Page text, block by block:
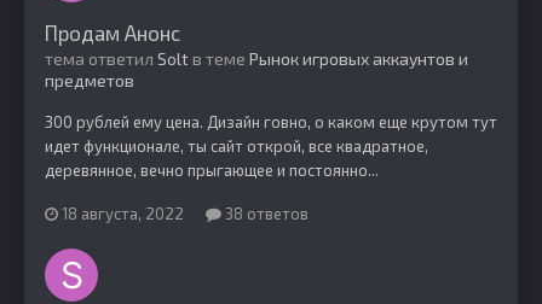
Продам Анонс
тема ответил Soltв теме Рынок игровых аккаунтов и
предметов
300 рублей ему цена. Дизайн говно, о каком еще крутом тут
идет функционале, ты сайт открой, все квадратное,
деревянное, вечно прыгающее и постоянно...
18 августа, 2022 38 ответов